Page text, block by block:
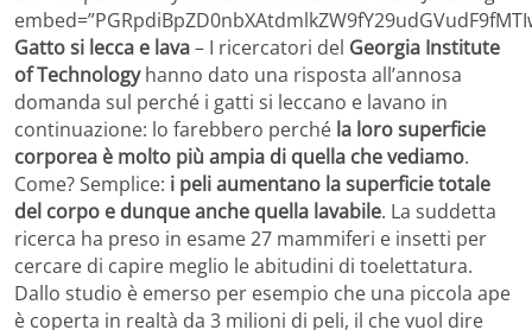
Gatto si lecca e lava– I ricercatori del Georgia Institute
of Technologyhanno dato una risposta all’annosa
domanda sul perché i gatti si leccano e lavano in
continuazione: lo farebbero perché la loro superficie
corporea è molto più ampia di quella che vediamo.
Come? Semplice: i peli aumentano la superficie totale
del corpo e dunque anche quella lavabile. La suddetta
ricerca ha preso in esame 27 mammiferi e insetti per
cercare di capire meglio le abitudini di toelettatura.
Dallo studio è emerso per esempio che una piccola ape
è coperta in realtà da 3 milioni di peli, il che vuol dire